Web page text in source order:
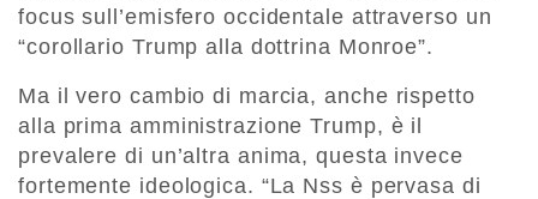
focus sull’emisfero occidentale attraverso un
“corollario Trump alla dottrina Monroe”.
Ma il vero cambio di marcia, anche rispetto
alla prima amministrazione Trump, è il
prevalere di un’altra anima, questa invece
fortemente ideologica. “La Nss è pervasa di